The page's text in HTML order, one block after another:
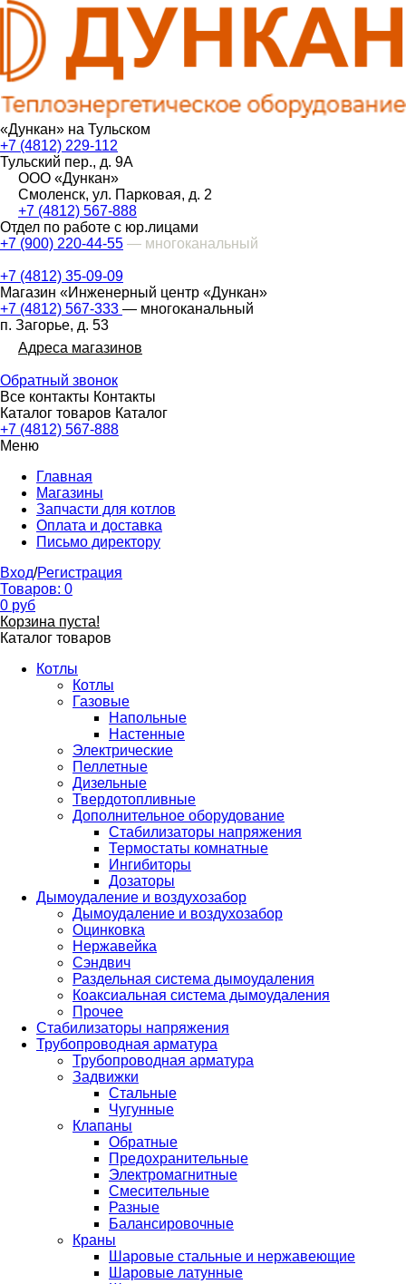
«Дункан» на Тульском
+7 (4812) 229-112
Тульский пер., д. 9А
ООО «Дункан»
Смоленск, ул. Парковая, д. 2
+7 (4812) 567-888
Отдел по работе с юр.лицами
+7 (900) 220-44-55 — многоканальный
+7 (4812) 35-09-09
Магазин «Инженерный центр «Дункан»
+7 (4812) 567-333 — многоканальный
п. Загорье, д. 53
Адреса магазинов
Обратный звонок
Все контакты Контакты
Каталог товаров Каталог
+7 (4812) 567-888
Меню
Главная
Магазины
Запчасти для котлов
Оплата и доставка
Письмо директору
Вход/Регистрация
Товаров: 0
0 руб
Корзина пуста!
Каталог товаров
Котлы
Котлы
Газовые
Напольные
Настенные
Электрические
Пеллетные
Дизельные
Твердотопливные
Дополнительное оборудование
Стабилизаторы напряжения
Термостаты комнатные
Ингибиторы
Дозаторы
Дымоудаление и воздухозабор
Дымоудаление и воздухозабор
Оцинковка
Нержавейка
Сэндвич
Раздельная система дымоудаления
Коаксиальная система дымоудаления
Прочее
Стабилизаторы напряжения
Трубопроводная арматура
Трубопроводная арматура
Задвижки
Стальные
Чугунные
Клапаны
Обратные
Предохранительные
Электромагнитные
Смесительные
Разные
Балансировочные
Краны
Шаровые стальные и нержавеющие
Шаровые латунные